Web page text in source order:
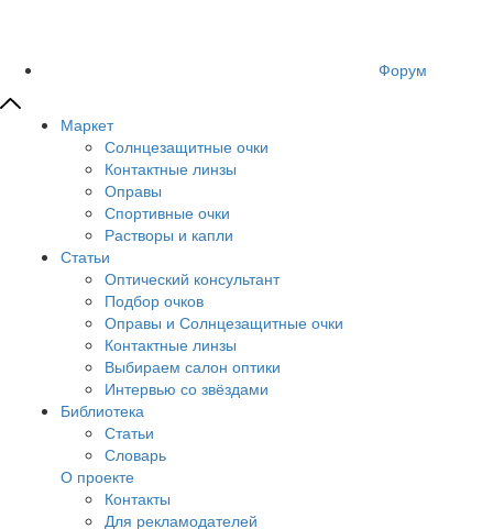
Форум
Маркет
Солнцезащитные очки
Контактные линзы
Оправы
Спортивные очки
Растворы и капли
Статьи
Оптический консультант
Подбор очков
Оправы и Солнцезащитные очки
Контактные линзы
Выбираем салон оптики
Интервью со звёздами
Библиотека
Статьи
Словарь
О проекте
Контакты
Для рекламодателей